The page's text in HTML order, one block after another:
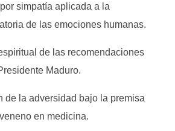
simpatía aplicada a la
de las emociones humanas.
de las recomendaciones
Maduro.
de la adversidad bajo la premisa
en medicina.